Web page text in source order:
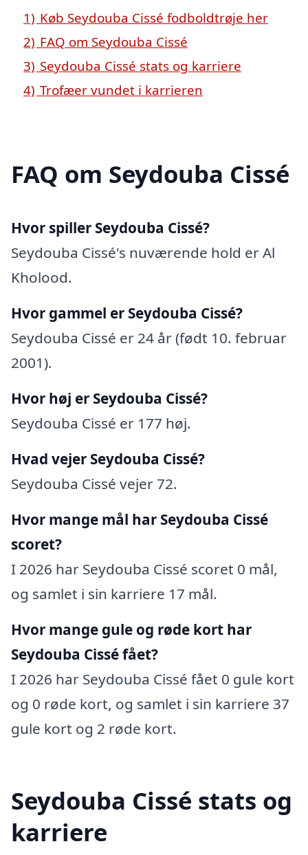
1) Køb Seydouba Cissé fodboldtrøje her
2) FAQ om Seydouba Cissé
3) Seydouba Cissé stats og karriere
4) Trofæer vundet i karrieren
FAQ om Seydouba Cissé
Hvor spiller Seydouba Cissé?
Seydouba Cissé's nuværende hold er Al
Kholood.
Hvor gammel er Seydouba Cissé?
Seydouba Cissé er 24 år (født 10. februar
2001).
Hvor høj er Seydouba Cissé?
Seydouba Cissé er 177 høj.
Hvad vejer Seydouba Cissé?
Seydouba Cissé vejer 72.
Hvor mange mål har Seydouba Cissé
scoret?
I 2026 har Seydouba Cissé scoret 0 mål,
og samlet i sin karriere 17 mål.
Hvor mange gule og røde kort har
Seydouba Cissé fået?
I 2026 har Seydouba Cissé fået 0 gule kort
og 0 røde kort, og samlet i sin karriere 37
gule kort og 2 røde kort.
Seydouba Cissé stats og
karriere